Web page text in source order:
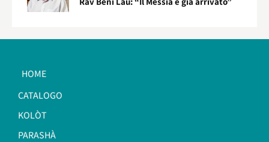
HOME
CATALOGO
KOLÒT
PARASHÀ